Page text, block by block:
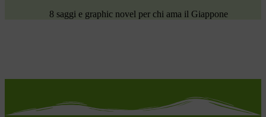
8 saggi e graphic novel per chi ama il Giappone